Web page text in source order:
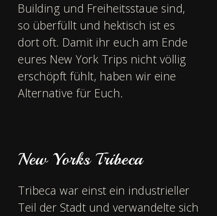
Building und Freiheitsstaue sind,
so überfüllt und hektisch ist es
dort oft. Damit ihr euch am Ende
eures New York Trips nicht völlig
erschöpft fühlt, haben wir eine
Alternative für Euch.
New Yorks Tribeca
Tribeca war einst ein industrieller
Teil der Stadt und verwandelte sich